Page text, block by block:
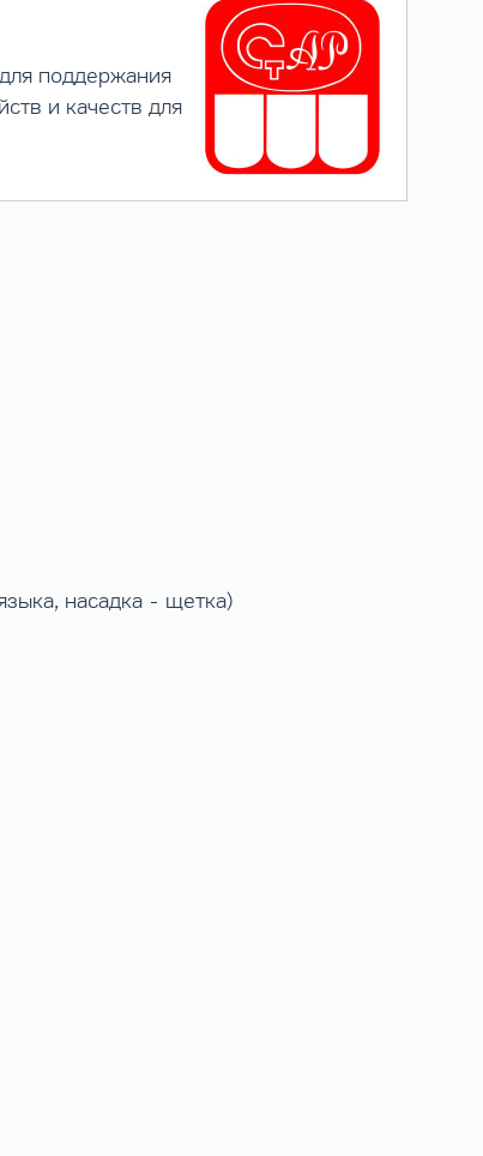
поддержания
и качеств для
насадка - щетка)